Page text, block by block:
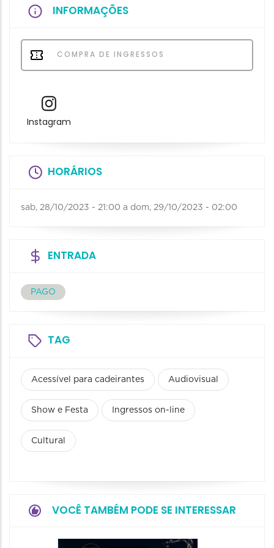
INFORMAÇÕES
COMPRA DE INGRESSOS
Instagram
HORÁRIOS
sab, 28/10/2023 - 21:00 a dom, 29/10/2023 - 02:00
ENTRADA
PAGO
TAG
Acessível para cadeirantes Audiovisual
Show e Festa Ingressos on-line
Cultural
VOCÊ TAMBÉM PODE SE INTERESSAR